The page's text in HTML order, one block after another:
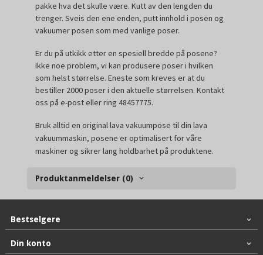
pakke hva det skulle være. Kutt av den lengden du
trenger. Sveis den ene enden, putt innhold i posen og
vakuumer posen som med vanlige poser.
Er du på utkikk etter en spesiell bredde på posene?
Ikke noe problem, vi kan produsere poser i hvilken
som helst størrelse. Eneste som kreves er at du
bestiller 2000 poser i den aktuelle størrelsen. Kontakt
oss på e-post eller ring 48457775.
Bruk alltid en original lava vakuumpose til din lava
vakuummaskin, posene er optimalisert for våre
maskiner og sikrer lang holdbarhet på produktene.
Produktanmeldelser (0)
Bestselgere
Din konto